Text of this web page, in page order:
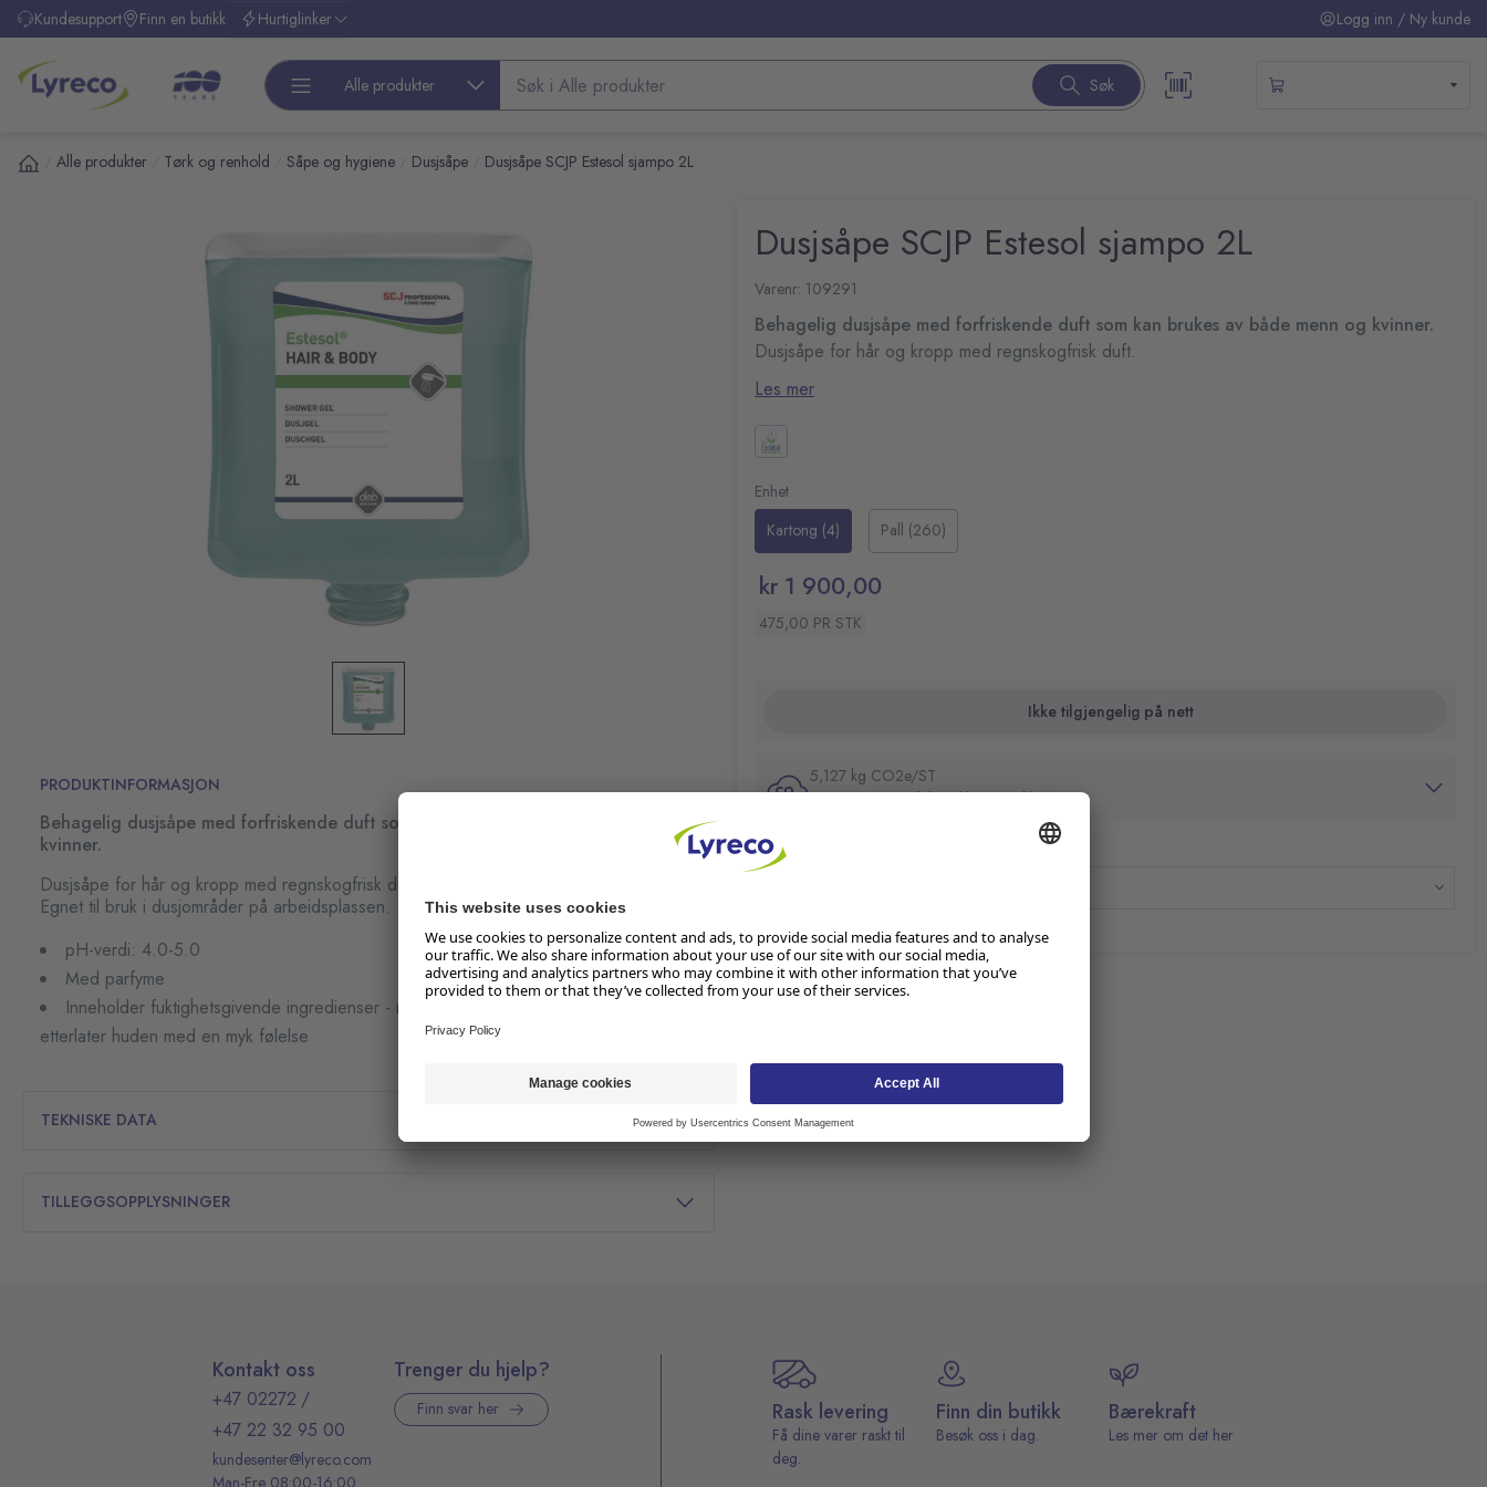
hovedinnhold
Kundesupport Finn en butikk Hurtiglinker Logg inn / Ny kunde
Alle produkter Søk etter produkter Søk
Alle produkter Tørk og renhold Såpe og hygiene Dusjsåpe Dusjsåpe SCJP Estesol sjampo 2L
PRODUKTINFORMASJON
Behagelig dusjsåpe med forfriskende duft som kan brukes av både menn og
kvinner.
Dusjsåpe for hår og kropp med regnskogfrisk duft.
Egnet til bruk i dusjområder på arbeidsplassen.
pH-verdi: 4.0-5.0
Med parfyme
Inneholder fuktighetsgivende ingredienser - motvirker uttørring av huden og
etterlater huden med en myk følelse
TEKNISKE DATA
TILLEGGSOPPLYSNINGER
Dusjsåpe SCJP Estesol sjampo 2L
Varenr: 109291
Behagelig dusjsåpe med forfriskende duft som kan brukes av både menn og kvinner.
Dusjsåpe for hår og kropp med regnskogfrisk duft.
Egnet til bruk i dusjområder på arbeidsplassen.
pH-verdi: 4.0-5.0
Les mer
Enhet
Kartong (4)
Pall (260)
kr 1 900,00
475,00 PR STK
Ikke tilgjengelig på nett
5,127 kg CO2e/ST
Les mer om produktets klimaavtrykk
Restnotert:
Kontakt oss
+47 02272 /
+47 22 32 95 00
kundesenter@lyreco.com
Man-Fre 08:00-16:00
Trenger du hjelp?
Finn svar her Rask levering
Få dine varer raskt til
deg.
Finn din butikk
Besøk oss i dag.
Bærekraft
Les mer om det her